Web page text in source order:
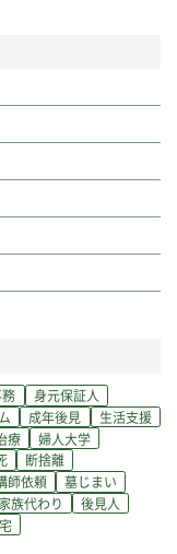
身元保証人
成年後見
生活支援
療
婦人大学
断捨離
師依頼
墓じまい
家族代わり
後見人